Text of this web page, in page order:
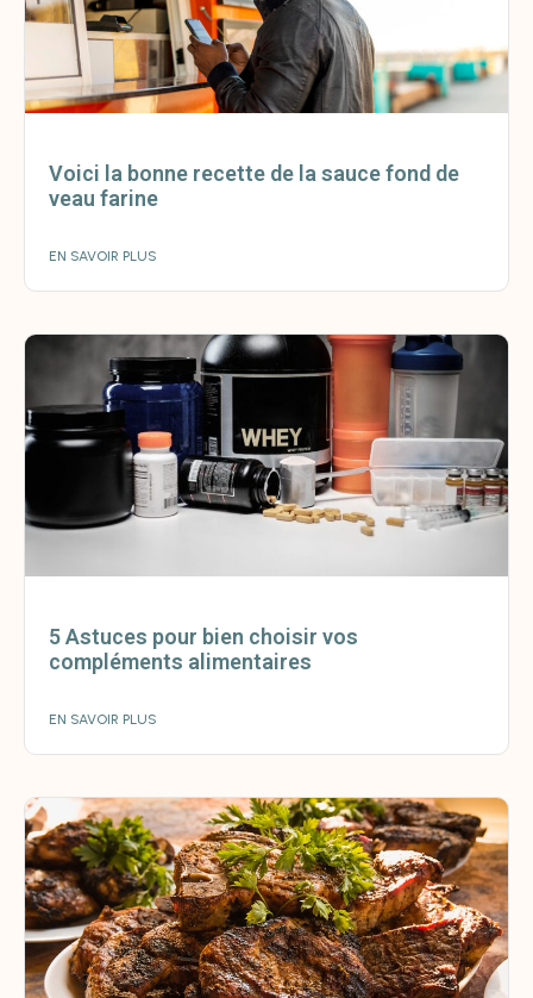
Voici la bonne recette de la sauce fond de
veau farine
EN SAVOIR PLUS
5 Astuces pour bien choisir vos
compléments alimentaires
EN SAVOIR PLUS